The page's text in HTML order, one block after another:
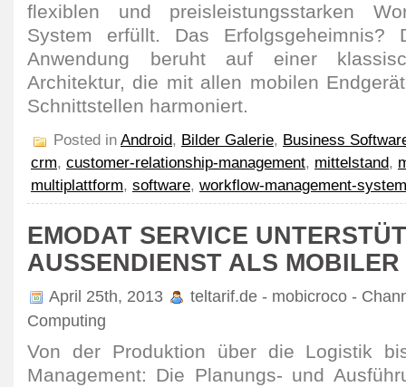
flexiblen und preisleistungsstarken
System erfüllt. Das Erfolgsgeheimnis?
Anwendung beruht auf einer
Architektur, die mit allen mobilen
Schnittstellen harmoniert.
Posted in Android, Bilder Galerie, Business
crm, customer-relationship-management, mittelstand,
multiplattform, software, workflow-management-system
EMODAT SERVICE
AUSSENDIENST ALS MOBILER
April 25th, 2013
teltarif.de - mobicroco -
Computing
Von der Produktion über die Logistik
Management: Die Planungs- und